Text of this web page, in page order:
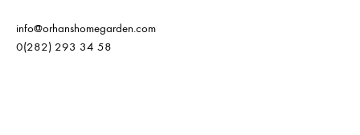
info@orhanshomegarden.com
0(282) 293 34 58